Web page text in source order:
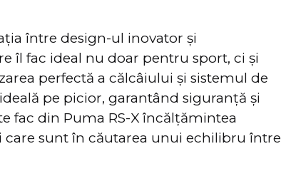
între design-ul inovator şi
îl fac ideal nu doar pentru sport, ci şi
perfectă a călcâiului și sistemul de
pe picior, garantând siguranță și
fac din Puma RS-X încălțămintea
sunt în căutarea unui echilibru între